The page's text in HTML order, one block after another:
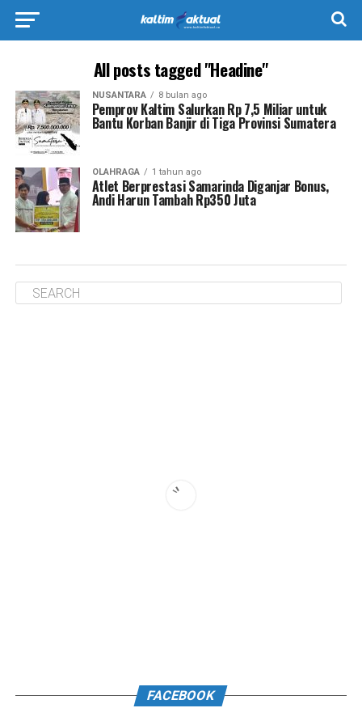
All posts tagged "Headine"
NUSANTARA 8 bulan ago
Pemprov Kaltim Salurkan Rp 7,5 Miliar untuk
Bantu Korban Banjir di Tiga Provinsi Sumatera
OLAHRAGA 1 tahun ago
Atlet Berprestasi Samarinda Diganjar Bonus,
Andi Harun Tambah Rp350 Juta
FACEBOOK